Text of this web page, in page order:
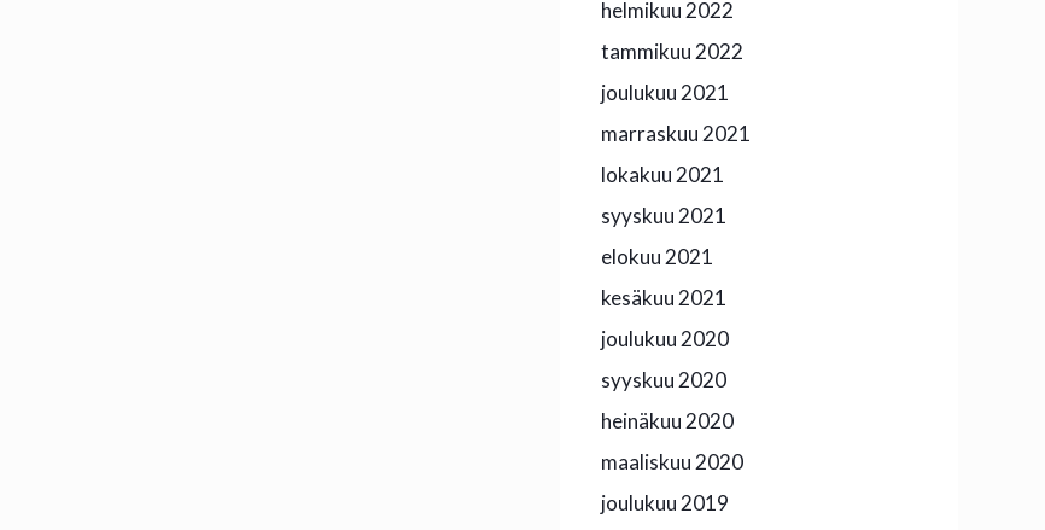
helmikuu 2022
tammikuu 2022
joulukuu 2021
marraskuu 2021
lokakuu 2021
syyskuu 2021
elokuu 2021
kesäkuu 2021
joulukuu 2020
syyskuu 2020
heinäkuu 2020
maaliskuu 2020
joulukuu 2019